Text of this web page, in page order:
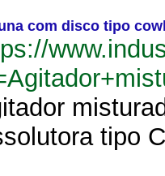
com disco tipo
tipo